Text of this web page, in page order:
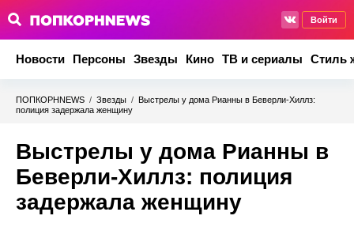
Войти
Новости Персоны Звезды Кино ТВ и сериалы Стиль
ПОПКОРНNEWS / Звезды / Выстрелы у дома Рианны в Беверли-Хиллз:
полиция задержала женщину
Выстрелы у дома Рианны в
Беверли-Хиллз: полиция
задержала женщину